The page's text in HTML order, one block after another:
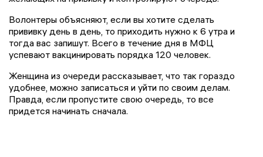
Волонтеры объясняют, если вы хотите сделать
прививку день в день, то приходить нужно к 6 утра и
тогда вас запишут. Всего в течение дня в МФЦ
успевают вакцинировать порядка 120 человек.
Женщина из очереди рассказывает, что так гораздо
удобнее, можно записаться и уйти по своим делам.
Правда, если пропустите свою очередь, то все
придется начинать сначала.